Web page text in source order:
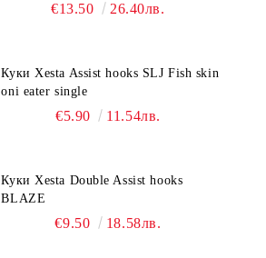
€13.50 26.40лв.
Куки Xesta Assist hooks SLJ Fish skin
oni eater single
€5.90 11.54лв.
Куки Xesta Double Assist hooks
BLAZE
€9.50 18.58лв.